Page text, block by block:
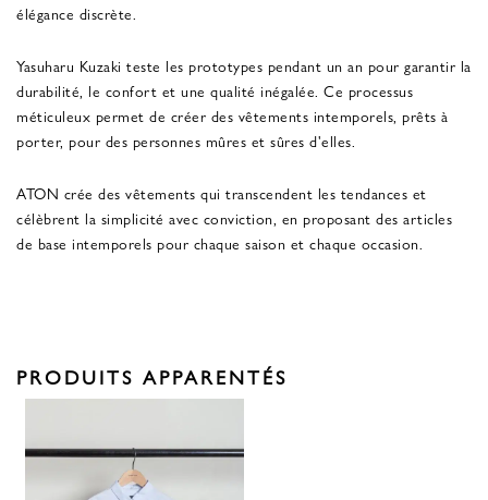
élégance discrète.
Yasuharu Kuzaki teste les prototypes pendant un an pour garantir la
durabilité, le confort et une qualité inégalée. Ce processus
méticuleux permet de créer des vêtements intemporels, prêts à
porter, pour des personnes mûres et sûres d'elles.
ATON crée des vêtements qui transcendent les tendances et
célèbrent la simplicité avec conviction, en proposant des articles
de base intemporels pour chaque saison et chaque occasion.
PRODUITS APPARENTÉS